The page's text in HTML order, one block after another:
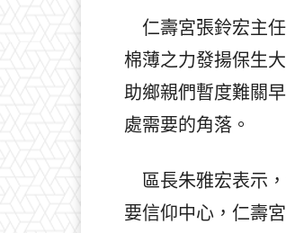
仁壽宮張鈴宏主
棉薄之力發揚保生
助鄉親們暫度難關
處需要的角落。
區長朱雅宏表示
要信仰中心，仁壽